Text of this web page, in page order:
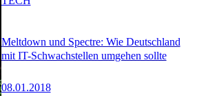
Meltdown und Spectre: Wie Deutschland
mit IT-Schwachstellen umgehen sollte
08.01.2018